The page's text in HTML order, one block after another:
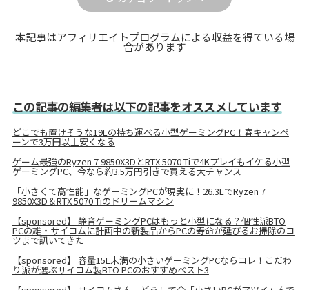
本記事はアフィリエイトプログラムによる収益を得ている場
合があります
この記事の編集者は以下の記事をオススメしています
どこでも置けそうな19Lの持ち運べる小型ゲーミングPC！春キャンペ
ーンで3万円以上安くなる
ゲーム最強のRyzen 7 9850X3DとRTX 5070 Tiで4Kプレイもイケる小型
ゲーミングPC、今なら約3.5万円引きで買える大チャンス
「小さくて高性能」なゲーミングPCが現実に！26.3LでRyzen 7
9850X3D＆RTX 5070 Tiのドリームマシン
【sponsored】 静音ゲーミングPCはもっと小型になる？個性派BTO
PCの雄・サイコムに計画中の新製品からPCの寿命が延びるお掃除のコ
ツまで訊いてきた
【sponsored】 容量15L未満の小さいゲーミングPCならコレ！こだわ
り派が選ぶサイコム製BTO PCのおすすめベスト3